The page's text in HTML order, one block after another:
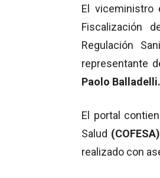
El viceministro
Fiscalización
Regulación
representante
Paolo Balladelli.
El portal
Salud (COFESA)
realizado con